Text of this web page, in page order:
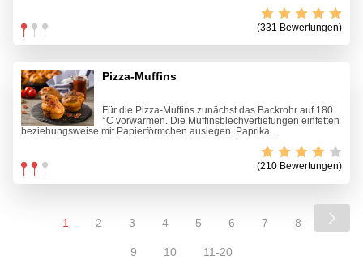
(331 Bewertungen)
Pizza-Muffins
Für die Pizza-Muffins zunächst das Backrohr auf 180
°C vorwärmen. Die Muffinsblechvertiefungen einfetten
beziehungsweise mit Papierförmchen auslegen. Paprika...
(210 Bewertungen)
1 2 3 4 5 6 7 8
9 10 11-20